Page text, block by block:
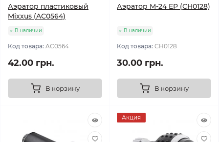
Аэратор пластиковый
Mixxus (AC0564)
В наличии
Код товара: AC0564
42.00 грн.
В корзину
Аэратор М-24 EP (CH0128)
В наличии
Код товара: CH0128
30.00 грн.
В корзину
Акция